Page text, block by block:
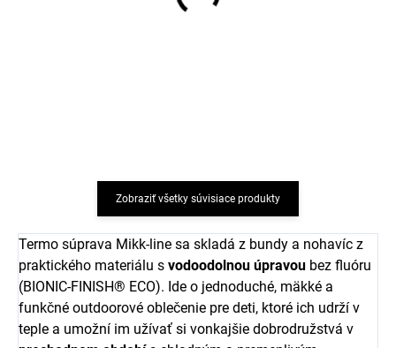
Zobraziť všetky súvisiace produkty
Termo súprava Mikk-line sa skladá z bundy a nohavíc z
praktického materiálu s vodoodolnou úpravou bez fluóru
(BIONIC-FINISH® ECO). Ide o jednoduché, mäkké a
funkčné outdoorové oblečenie pre deti, ktoré ich udrží v
teple a umožní im užívať si vonkajšie dobrodružstvá v